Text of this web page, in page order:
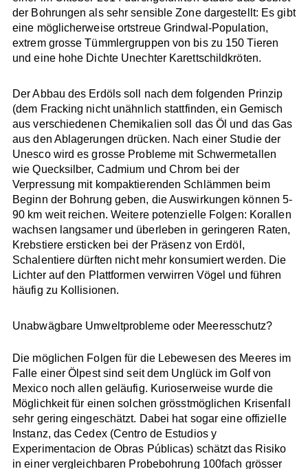
der Bohrungen als sehr sensible Zone dargestellt: Es gibt
eine möglicherweise ortstreue Grindwal-Population,
extrem grosse Tümmlergruppen von bis zu 150 Tieren
und eine hohe Dichte Unechter Karettschildkröten.
Der Abbau des Erdöls soll nach dem folgenden Prinzip
(dem Fracking nicht unähnlich stattfinden, ein Gemisch
aus verschiedenen Chemikalien soll das Öl und das Gas
aus den Ablagerungen drücken. Nach einer Studie der
Unesco wird es grosse Probleme mit Schwermetallen
wie Quecksilber, Cadmium und Chrom bei der
Verpressung mit kompaktierenden Schlämmen beim
Beginn der Bohrung geben, die Auswirkungen können 5-
90 km weit reichen. Weitere potenzielle Folgen: Korallen
wachsen langsamer und überleben in geringeren Raten,
Krebstiere ersticken bei der Präsenz von Erdöl,
Schalentiere dürften nicht mehr konsumiert werden. Die
Lichter auf den Plattformen verwirren Vögel und führen
häufig zu Kollisionen.
Unabwägbare Umweltprobleme oder Meeresschutz?
Die möglichen Folgen für die Lebewesen des Meeres im
Falle einer Ölpest sind seit dem Unglück im Golf von
Mexico noch allen geläufig. Kurioserweise wurde die
Möglichkeit für einen solchen grösstmöglichen Krisenfall
sehr gering eingeschätzt. Dabei hat sogar eine offizielle
Instanz, das Cedex (Centro de Estudios y
Experimentacion de Obras Públicas) schätzt das Risiko
in einer vergleichbaren Probebohrung 100fach grösser